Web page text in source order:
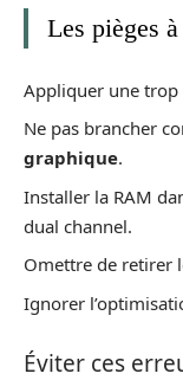
Les pièges
Appliquer une
Ne pas brancher
graphique.
Installer la RAM
dual channel.
Omettre de retirer
Ignorer
Éviter ces